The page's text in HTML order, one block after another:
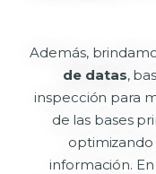
Además,
de datas,
inspección para
de las bases
optimizando
información.